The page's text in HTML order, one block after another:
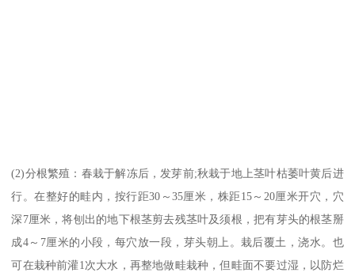
(2)分根繁殖：春栽于解冻后，发芽前;秋栽于地上茎叶枯萎叶黄后进
行。在整好的畦内，按行距30～35厘米，株距15～20厘米开穴，穴
深7厘米，将刨出的地下根茎剪去残茎叶及须根，把有芽头的根茎掰
成4～7厘米的小段，每穴放一段，芽头朝上。栽后覆土，浇水。也
可在栽种前灌1次大水，再整地做畦栽种，但畦面不要过湿，以防烂